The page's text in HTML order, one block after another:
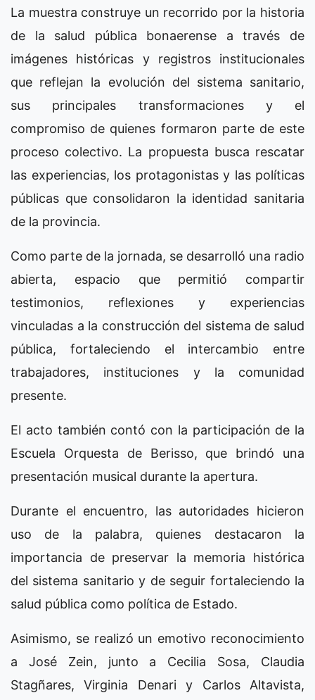
La muestra construye un recorrido por la historia
de la salud pública bonaerense a través de
imágenes históricas y registros institucionales
que reflejan la evolución del sistema sanitario,
sus principales transformaciones y el
compromiso de quienes formaron parte de este
proceso colectivo. La propuesta busca rescatar
las experiencias, los protagonistas y las políticas
públicas que consolidaron la identidad sanitaria
de la provincia.
Como parte de la jornada, se desarrolló una radio
abierta, espacio que permitió compartir
testimonios, reflexiones y experiencias
vinculadas a la construcción del sistema de salud
pública, fortaleciendo el intercambio entre
trabajadores, instituciones y la comunidad
presente.
El acto también contó con la participación de la
Escuela Orquesta de Berisso, que brindó una
presentación musical durante la apertura.
Durante el encuentro, las autoridades hicieron
uso de la palabra, quienes destacaron la
importancia de preservar la memoria histórica
del sistema sanitario y de seguir fortaleciendo la
salud pública como política de Estado.
Asimismo, se realizó un emotivo reconocimiento
a José Zein, junto a Cecilia Sosa, Claudia
Stagñares, Virginia Denari y Carlos Altavista,